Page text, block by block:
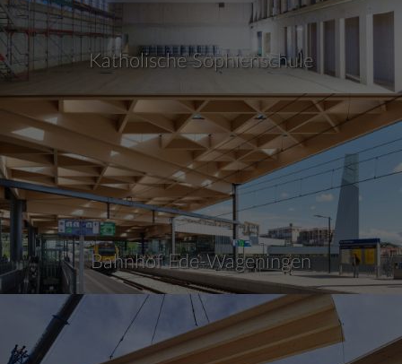
Katholische Sophienschule
Bahnhof Ede-Wageningen